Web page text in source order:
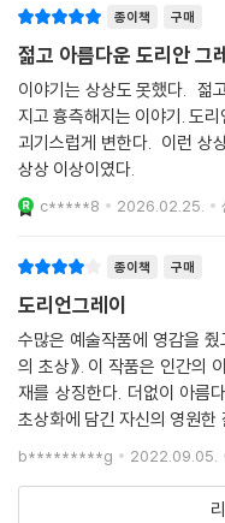
재를 상징한다. 더없이 아름다
초상화에 담긴 자신의 영원한
영혼을 맞바꾼다는 모티프는
단순히 영원한 아름다움으로
그레이가 퇴폐적인 생활을
변해 간다. 헛된 욕망에 의해 ‘
씻지 못할 죄악을 저지른다.
소적이고 풍자적인 미(美)의
작품 속에서 그레이 도리언은
을 잃는다. 그의 순수함에 매
비밀을 지키고자 한 도리언
도리언 그레이의 달콤한 말에
세속적으로 변한 그의 말에
모습은 거짓이다. 얼굴이 일
히 담고 있다. 오스카 와일드
한 듯 모호한 욕망과 도덕성
가장 아름다운 살인자 도리언
종이책 구매
젊고 아름다운 도리안 그
이야기는 상상도 못했다. 젊
지고 흉측해지는 이야기. 도
괴기스럽게 변한다. 이런 상
상상 이상이였다.
c*****8 2026.02.25.
종이책 구매
도리언그레이
수많은 예술작품에 영감을 줬
의 초상》. 이 작품은 인간의
재를 상징한다. 더없이 아름
초상화에 담긴 자신의 영원한
영혼을 맞바꾼다는 모티프는
단순히 영원한
b*********g 2022.09.05.